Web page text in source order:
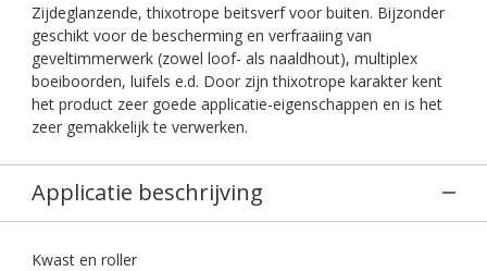
Zijdeglanzende, thixotrope beitsverf voor buiten. Bijzonder
geschikt voor de bescherming en verfraaiing van
geveltimmerwerk (zowel loof- als naaldhout), multiplex
boeiboorden, luifels e.d. Door zijn thixotrope karakter kent
het product zeer goede applicatie-eigenschappen en is het
zeer gemakkelijk te verwerken.
Applicatie beschrijving
Kwast en roller